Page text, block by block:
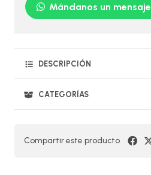
Mándanos un mensaje
DESCRIPCIÓN
CATEGORÍAS
Compartir este producto